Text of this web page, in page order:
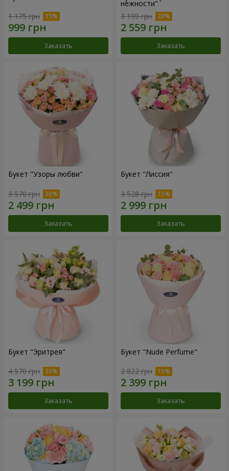
1 175 грн
Заказать
нежности"
3 199 грн
Заказать
Букет "Узоры любви"
3 570 грн
Заказать
Букет "Лиссия"
3 528 грн
Заказать
Букет "Эритрея"
4 570 грн
Заказать
Букет "Nude Perfume"
2 822 грн
Заказать